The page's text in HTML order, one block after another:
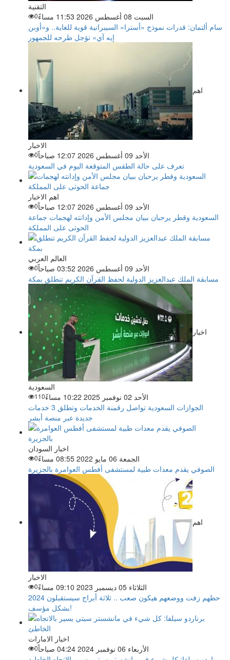
التقنية
السبت 08 أغسطس 2026 11:53 مساءً
0
سام ألتمان: قدرات نموذج «أسترا» السيبرانية قوية للغاية.. و«أوبن
إيه آي» تؤجل طرحه للجمهور
اهم
الاخبار
الأحد 09 أغسطس 2026 12:07 صباحاً
0
تعرف على حالة الطقس المتوقعة اليوم في السعودية
اهم الاخبار
الأحد 09 أغسطس 2026 12:07 صباحاً
0
السعودية وقطر يرحبان ببيان مجلس الأمن وإدانته لهجمات جماعة
الحوثى على المملكة
العالم العربي
الأحد 09 أغسطس 2026 03:52 صباحاً
0
مسابقة الملك عبدالعزيز الدولية لحفظ القرآن الكريم تنطلق بمكة
اخبار
السعودية
الأحد 02 نوفمبر 2025 10:22 مساءً
110
الجوازات السعودية تواصل رقمنة الخدمات وتطلق 3 خدمات
جديدة عبر منصة أبشر
اخبار السودان
الجمعة 06 مايو 2022 08:55 مساءً
0
الصوفي يقدم معدات طبية لمستشفى أفطس العوامرة بالجزيرة
اهم
الاخبار
الثلاثاء 05 ديسمبر 2023 09:10 مساءً
0
حظهم زفت ووضعهم هيكون صعب .. ثلاثة أبراج سيستقبلون 2024
بشكل مؤسف!
اخبار الامارات
الأربعاء 06 نوفمبر 2024 04:24 صباحاً
0